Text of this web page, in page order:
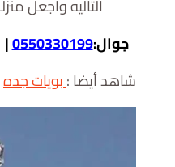
التاليه واجعل
جوال:0550330199
|
شاهد أيضا :بويات جده